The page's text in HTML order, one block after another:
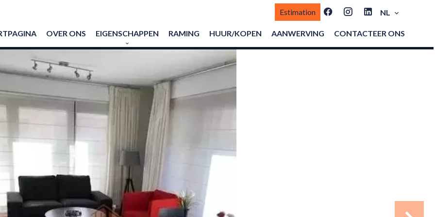
Estimation NL
OVER ONS EIGENSCHAPPEN RAMING HUUR/KOPEN AANWERVING CONTACTEER ONS